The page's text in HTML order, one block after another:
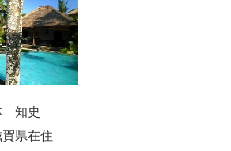
知史
県在住